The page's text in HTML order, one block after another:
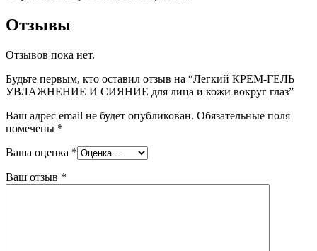
Отзывы
Отзывов пока нет.
Будьте первым, кто оставил отзыв на “Легкий КРЕМ-ГЕЛЬ
УВЛАЖНЕНИЕ И СИЯНИЕ для лица и кожи вокруг глаз”
Ваш адрес email не будет опубликован. Обязательные поля
помечены *
Ваша оценка *
Ваш отзыв *